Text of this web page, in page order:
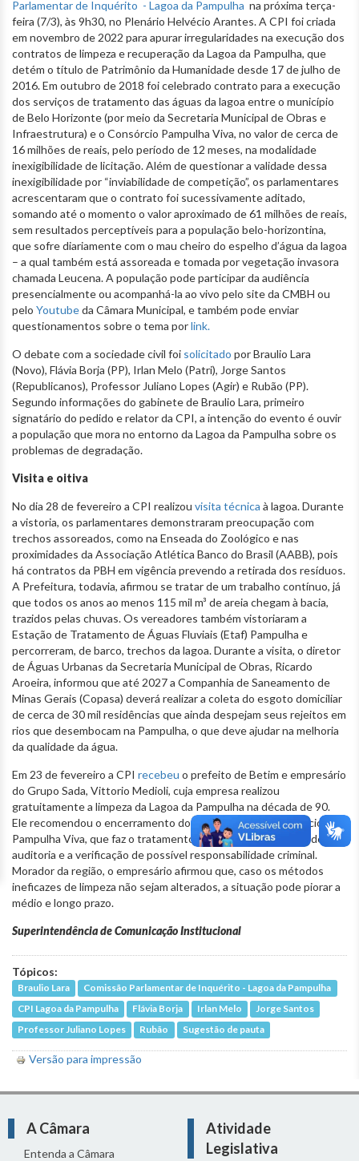
Parlamentar de Inquérito - Lagoa da Pampulha na próxima terça-
feira (7/3), às 9h30, no Plenário Helvécio Arantes. A CPI foi criada
em novembro de 2022 para apurar irregularidades na execução dos
contratos de limpeza e recuperação da Lagoa da Pampulha, que
detém o título de Patrimônio da Humanidade desde 17 de julho de
2016. Em outubro de 2018 foi celebrado contrato para a execução
dos serviços de tratamento das águas da lagoa entre o município
de Belo Horizonte (por meio da Secretaria Municipal de Obras e
Infraestrutura) e o Consórcio Pampulha Viva, no valor de cerca de
16 milhões de reais, pelo período de 12 meses, na modalidade
inexigibilidade de licitação. Além de questionar a validade dessa
inexigibilidade por “inviabilidade de competição”, os parlamentares
acrescentaram que o contrato foi sucessivamente aditado,
somando até o momento o valor aproximado de 61 milhões de reais,
sem resultados perceptíveis para a população belo-horizontina,
que sofre diariamente com o mau cheiro do espelho d’água da lagoa
– a qual também está assoreada e tomada por vegetação invasora
chamada Leucena. A população pode participar da audiência
presencialmente ou acompanhá-la ao vivo pelo site da CMBH ou
pelo Youtubeda Câmara Municipal, e também pode enviar
questionamentos sobre o tema porlink.
O debate com a sociedade civil foi solicitado por Braulio Lara
(Novo), Flávia Borja (PP), Irlan Melo (Patri), Jorge Santos
(Republicanos), Professor Juliano Lopes (Agir) e Rubão (PP).
Segundo informações do gabinete de Braulio Lara, primeiro
signatário do pedido e relator da CPI, a intenção do evento é ouvir
a população que mora no entorno da Lagoa da Pampulha sobre os
problemas de degradação.
Visita e oitiva
No dia 28 de fevereiro a CPI realizou visita técnica à lagoa. Durante
a vistoria, os parlamentares demonstraram preocupação com
trechos assoreados, como na Enseada do Zoológico e nas
proximidades da Associação Atlética Banco do Brasil (AABB), pois
há contratos da PBH em vigência prevendo a retirada dos resíduos.
A Prefeitura, todavia, afirmou se tratar de um trabalho contínuo, já
que todos os anos ao menos 115 mil m³ de areia chegam à bacia,
trazidos pelas chuvas. Os vereadores também vistoriaram a
Estação de Tratamento de Águas Fluviais (Etaf) Pampulha e
percorreram, de barco, trechos da lagoa. Durante a visita, o diretor
de Águas Urbanas da Secretaria Municipal de Obras, Ricardo
Aroeira, informou que até 2027 a Companhia de Saneamento de
Minas Gerais (Copasa) deverá realizar a coleta do esgoto domiciliar
de cerca de 30 mil residências que ainda despejam seus rejeitos em
rios que desembocam na Pampulha, o que deve ajudar na melhoria
da qualidade da água.
Em 23 de fevereiro a CPI recebeu o prefeito de Betim e empresário
do Grupo Sada, Vittorio Medioli, cuja empresa realizou
gratuitamente a limpeza da Lagoa da Pampulha na década de 90.
Ele recomendou o encerramento do contrato com o Consórcio
Pampulha Viva, que faz o tratamento das águas, a realização de uma
auditoria e a verificação de possível responsabilidade criminal.
Morador da região, o empresário afirmou que, caso os métodos
ineficazes de limpeza não sejam alterados, a situação pode piorar a
médio e longo prazo.
Superintendência de Comunicação Institucional
Tópicos:
Braulio Lara
Comissão Parlamentar de Inquérito - Lagoa da Pampulha
CPI Lagoa da Pampulha
Flávia Borja Irlan Melo
Jorge Santos
Professor Juliano Lopes
Rubão Sugestão de pauta
Versão para impressão
A Câmara
Entenda a Câmara
Atividade
Legislativa